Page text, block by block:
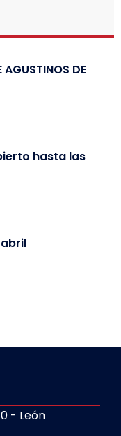
AGUSTINOS DE
hasta las
- León